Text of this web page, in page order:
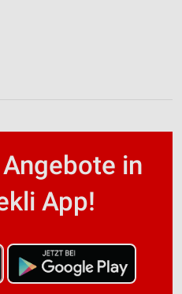
in
App!